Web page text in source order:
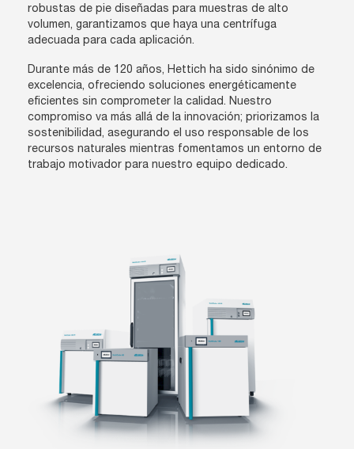
robustas de pie diseñadas para muestras de alto
volumen, garantizamos que haya una centrífuga
adecuada para cada aplicación.
Durante más de 120 años, Hettich ha sido sinónimo de
excelencia, ofreciendo soluciones energéticamente
eficientes sin comprometer la calidad. Nuestro
compromiso va más allá de la innovación; priorizamos la
sostenibilidad, asegurando el uso responsable de los
recursos naturales mientras fomentamos un entorno de
trabajo motivador para nuestro equipo dedicado.